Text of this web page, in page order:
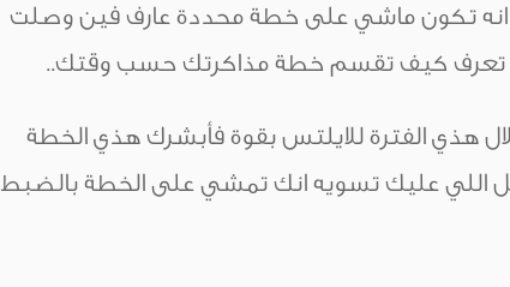
انه تكون ماشي على خطة محددة عارف فين وصلت
تعرف كيف تقسم خطة مذاكرتك حسب وقتك..
بحيث تستعد خلال هذي الفترة للايلتس بقوة فأبشرك هذي الخطة
عليك تسويه انك تمشي على الخطة بالضبط